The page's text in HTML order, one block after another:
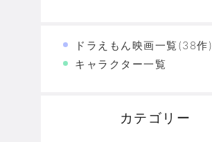
ドラえもん映画一覧(38作)
キャラクター一覧
カテゴリー